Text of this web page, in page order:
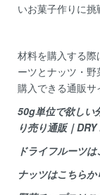
いお菓子作りに挑
材料を購入する
ーツとナッツ・
購入できる通販
50g単位で欲しい
り売り通販｜
ドライフルーツ
ナッツはこちらか